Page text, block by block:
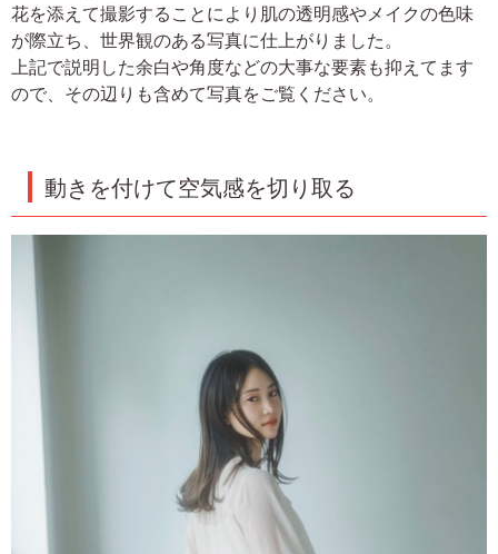
花を添えて撮影することにより肌の透明感やメイクの色味
が際立ち、世界観のある写真に仕上がりました。
上記で説明した余白や角度などの大事な要素も抑えてます
ので、その辺りも含めて写真をご覧ください。
動きを付けて空気感を切り取る